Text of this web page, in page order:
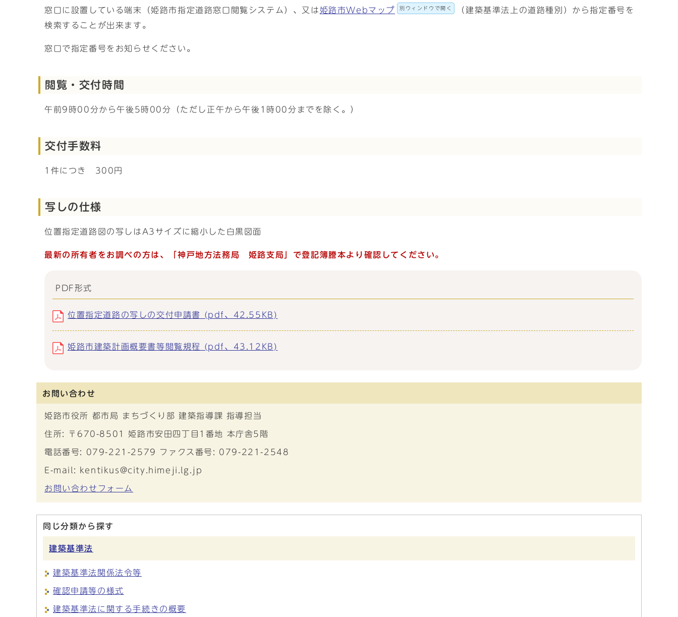
窓口に設置している端末（姫路市指定道路窓口閲覧システム）、又は姫路市Webマップ 別ウィンドウで開く
（建築基準法上の道路種別）から指定番号を
検索することが出来ます。
窓口で指定番号をお知らせください。
閲覧・交付時間
午前9時00分から午後5時00分（ただし正午から午後1時00分までを除く。）
交付手数料
1件につき 300円
写しの仕様
位置指定道路図の写しはA3サイズに縮小した白黒図面
最新の所有者をお調べの方は、「神戸地方法務局 姫路支局」で登記簿謄本より確認してください。
PDF形式
位置指定道路の写しの交付申請書 (pdf、42.55KB)
姫路市建築計画概要書等閲覧規程 (pdf、43.12KB)
お問い合わせ
姫路市役所 都市局 まちづくり部 建築指導課 指導担当
住所: 〒670-8501 姫路市安田四丁目1番地 本庁舎5階
電話番号: 079-221-2579 ファクス番号: 079-221-2548
E-mail: kentikus@city.himeji.lg.jp
お問い合わせフォーム
同じ分類から探す
建築基準法
建築基準法関係法令等
確認申請等の様式
建築基準法に関する手続きの概要